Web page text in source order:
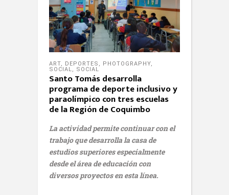
ART, DEPORTES , PHOTOGRAPHY,
SOCIAL, SOCIAL
Santo Tomás desarrolla
programa de deporte inclusivo y
paraolímpico con tres escuelas
de la Región de Coquimbo
La actividad permite continuar con el
trabajo que desarrolla la casa de
estudios superiores especialmente
desde el área de educación con
diversos proyectos en esta línea.